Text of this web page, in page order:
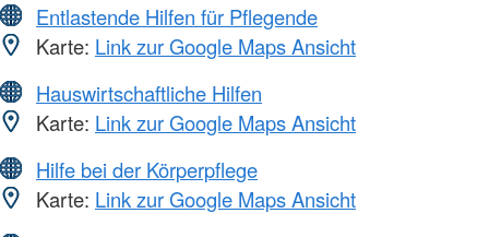
Entlastende Hilfen für Pflegende
Karte: Link zur Google Maps Ansicht
Hauswirtschaftliche Hilfen
Karte: Link zur Google Maps Ansicht
Hilfe bei der Körperpflege
Karte: Link zur Google Maps Ansicht